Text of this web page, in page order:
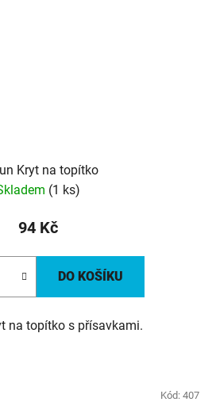
Kryt na topítko
(1 ks)
94 Kč
DO KOŠÍKU
na topítko s přísavkami.
Kód: 407